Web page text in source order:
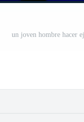
un joven hombre hacer